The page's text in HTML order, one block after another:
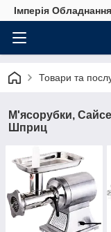
Імперія Обладнання
Товари та
М'ясорубки,
Шприц